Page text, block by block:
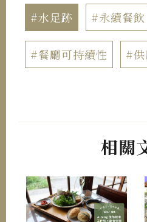
#水足跡 #永續餐飲
#餐廳可持續性 #
相關